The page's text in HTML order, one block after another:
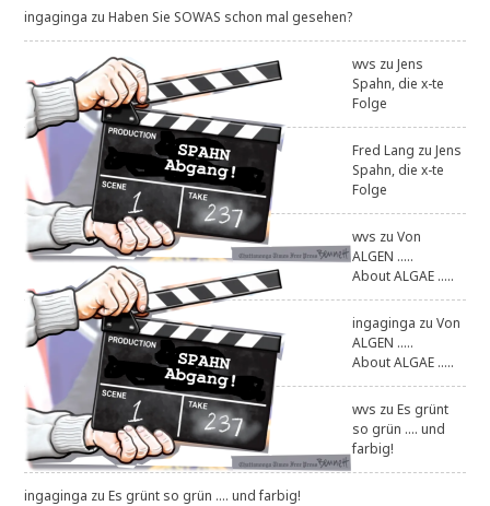
ingaginga zuHaben Sie SOWAS schon mal gesehen?
wvs zuJens
Spahn, die x-te
Folge
Fred Lang zuJens
Spahn, die x-te
Folge
wvs zuVon
ALGEN .....
About ALGAE .....
ingaginga zuVon
ALGEN .....
About ALGAE .....
wvs zuEs grünt
so grün .... und
farbig!
ingaginga zuEs grünt so grün .... und farbig!